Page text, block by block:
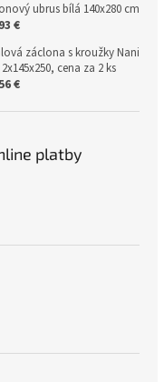
ubrus bílá 140x280 cm
€
záclona s kroužky Nani
cena za 2 ks
€
platby